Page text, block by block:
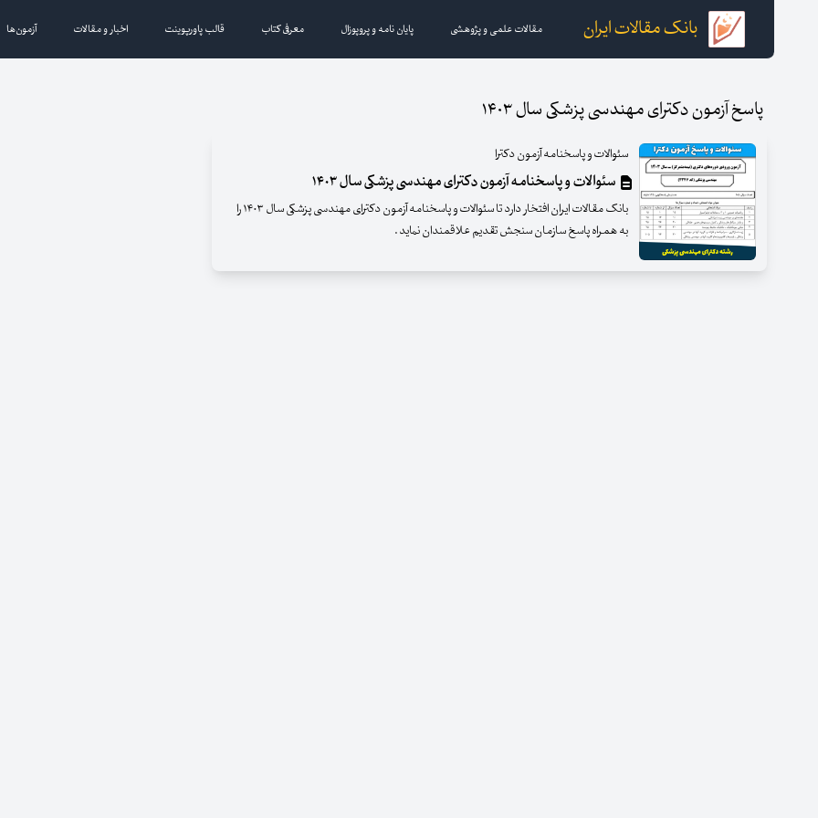
بانک مقالات ایران مقالات علمی و پژوهشی پایان نامه و پروپوزال معرفی کتاب قالب پاورپوینت اخبار و مقالات آزمون‌ها
پاسخ آزمون دکترای مهندسی پزشکی سال ۱۴۰۳
سئوالات و پاسخنامه آزمون دکترا
سئوالات و پاسخنامه آزمون دکترای مهندسی پزشکی سال ۱۴۰۳
بانک مقالات ایران افتخار دارد تا سئوالات و پاسخنامه آزمون دکترای مهندسی پزشکی سال ۱۴۰۳ را
به همراه پاسخ سازمان سنجش تقدیم علاقمندان نماید .